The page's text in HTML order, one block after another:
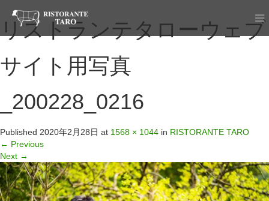
リストランテタローウェブ
サイト用写真
_200228_0216
Published 2020年2月28日 at 1568 × 1044 in RISTORANTE TARO
← Previous
Next →